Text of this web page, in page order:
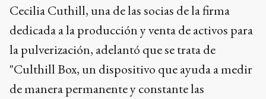
Cecilia Cuthill, una de las socias de la firma
dedicada a la producción y venta de activos para
la pulverización, adelantó que se trata de
"Culthill Box, un dispositivo que ayuda a medir
de manera permanente y constante las